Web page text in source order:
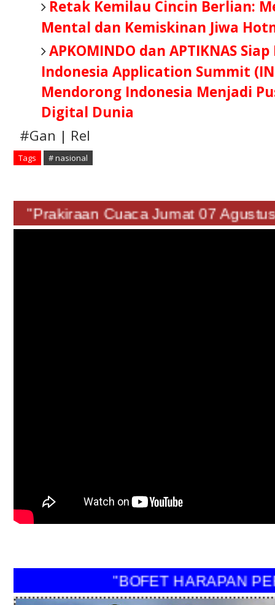
Retak Kemilau Cincin Berlian:
Mental dan Kemiskinan Jiwa
APKOMINDO dan APTIKNAS
Indonesia Application Summit
Mendorong Indonesia Menjadi
Digital Dunia
#Gan | Rel
Tags # nasional
"Prakiraan Cuaca Jumat 07
"BOFET HARAPAN PERI"